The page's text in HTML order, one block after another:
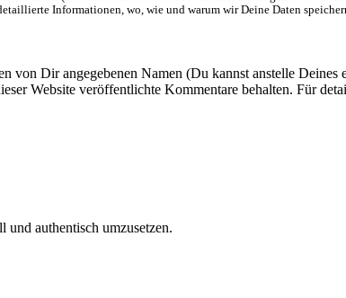
Informationen, wo, wie und warum wir Deine Daten
Dir angegebenen Namen (Du kannst anstelle
Website veröffentlichte Kommentare behalten. Für
authentisch umzusetzen.